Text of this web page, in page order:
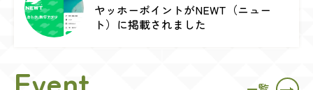
ヤッホーポイントがNEWT（ニュー
ト）に掲載されました